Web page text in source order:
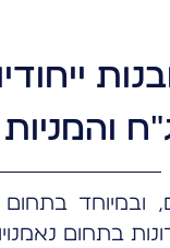
ובמיוחד
בתחום